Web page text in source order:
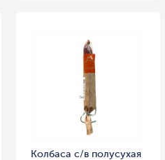
Колбаса с/в полусухая